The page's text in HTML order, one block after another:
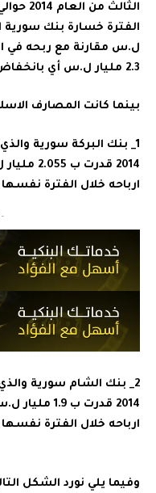
2.3 مليار ل.س أي بانخفاض يقدر ب 146.11%.
بينما كانت المصارف
ارباحه خلال الفترة نفسها من
- Advertisement -
ارباحه خلال الفترة نفسها من
وفيما يلي نورد الشكل